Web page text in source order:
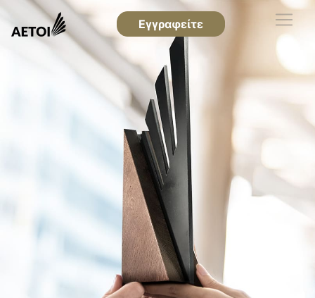
Εγγραφείτε